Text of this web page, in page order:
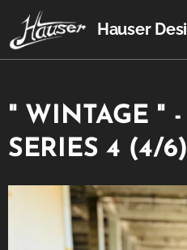
Hauser
" WINTAGE "
SERIES 4 (4/6)